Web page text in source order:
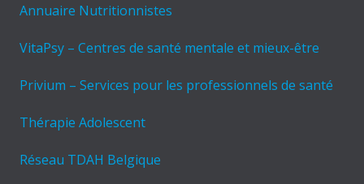
Annuaire Nutritionnistes
VitaPsy – Centres de santé mentale et mieux-être
Privium – Services pour les professionnels de santé
Thérapie Adolescent
Réseau TDAH Belgique